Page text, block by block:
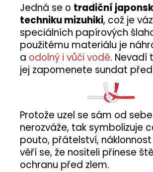
Jedná se o tradiční
techniku mizuhiki, což je
speciálních papírových
použitému materiálu je
a odolný i vůči vodě. Nevadí
jej zapomenete sundat
Protože uzel se sám od sebe
nerozváže, tak symbolizuje
pouto, přátelství,
věří se, že nositeli přinese
ochranu před zlem.